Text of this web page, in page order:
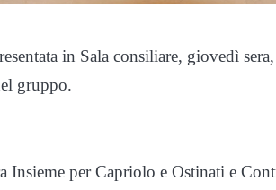
in Sala consiliare, giovedì
gruppo.
Insieme per Capriolo e Ostinati e